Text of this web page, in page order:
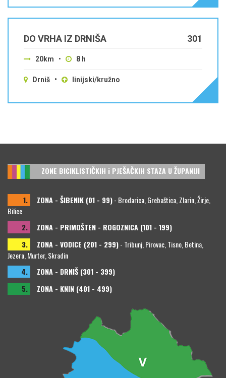
301
DO VRHA IZ DRNIŠA
20km • 8 h
Drniš • linijski/kružno
ZONE BICIKLISTIČKIH i PJEŠAČKIH STAZA U ŽUPANIJI
1. ZONA - ŠIBENIK (01 - 99)- Brodarica, Grebaštica, Zlarin, Žirje,
Bilice
2.
ZONA - PRIMOŠTEN - ROGOZNICA (101 - 199)
3.
ZONA - VODICE (201 - 299)- Tribunj, Pirovac, Tisno, Betina,
Jezera, Murter, Skradin
4.
ZONA - DRNIŠ (301 - 399)
5.
ZONA - KNIN (401 - 499)